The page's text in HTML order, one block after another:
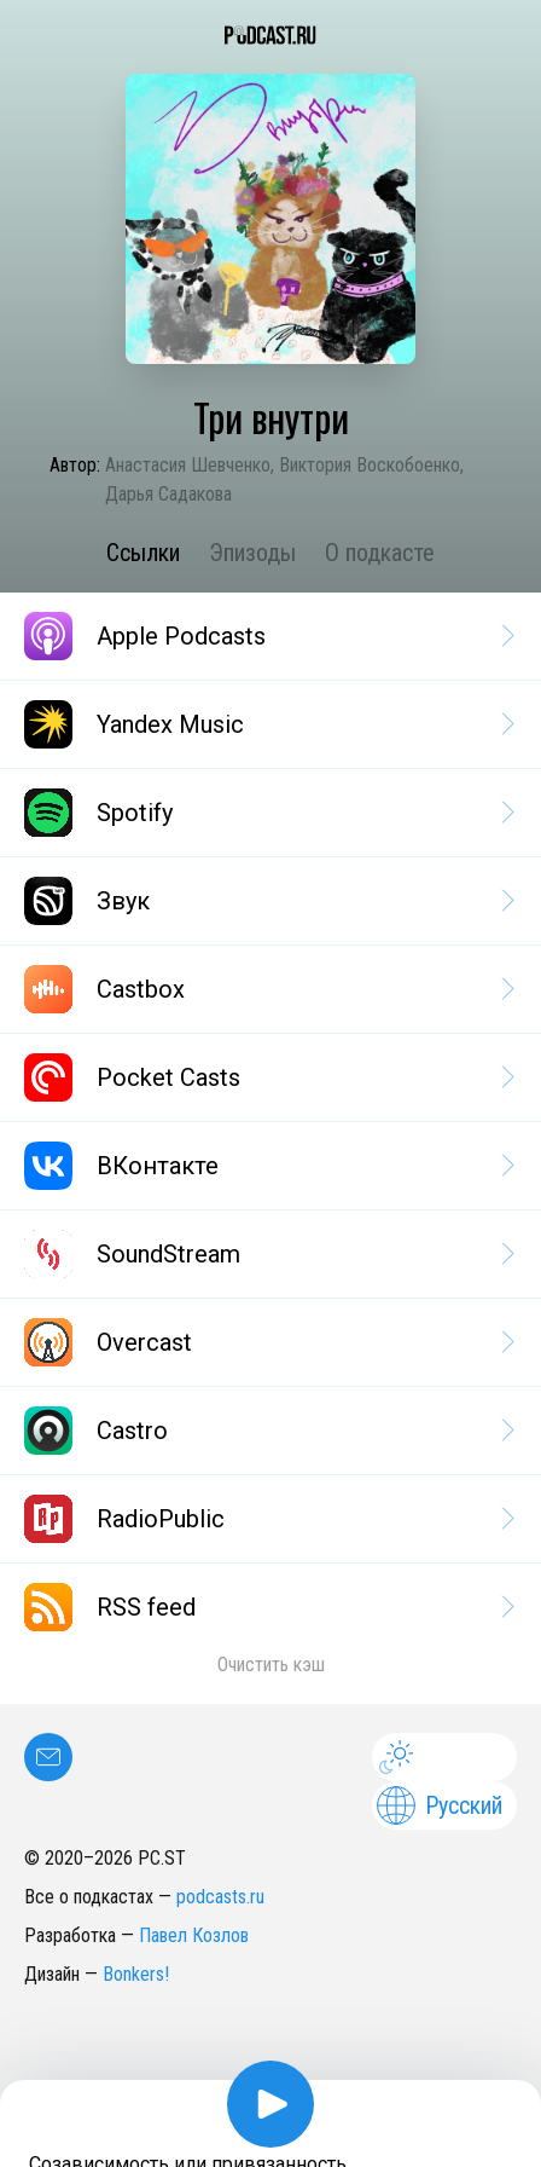
Три внутри
Автор: Анастасия Шевченко, Виктория Воскобоенко,
Дарья Садакова
Ссылки Эпизоды О подкасте
Apple Podcasts
Yandex Music
Spotify
Звук
Castbox
Pocket Casts
ВКонтакте
SoundStream
Overcast
Castro
RadioPublic
RSS feed
Очистить кэш
Русский
© 2020–2026 PC.ST
Все о подкастах — podcasts.ru
Разработка — Павел Козлов
Дизайн — Bonkers!